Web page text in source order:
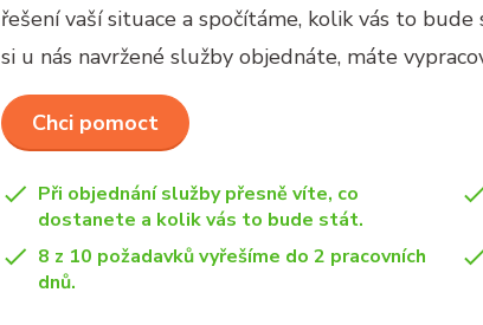
řešení vaší situace a spočítáme, kolik vás to
si u nás navržené služby objednáte, máte
Chci pomoct
Při objednání služby přesně víte, co
dostanete a kolik vás to bude stát.
8 z 10 požadavků vyřešíme do 2 pracovních
dnů.